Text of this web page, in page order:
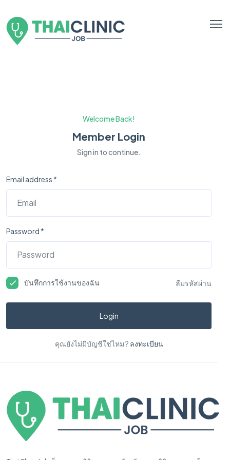
Welcome Back!
Member Login
Sign in to continue.
Email address *
Password *
บันทึกการใช้งานของฉัน ลืมรหัสผ่าน
Login
คุณยังไม่มีบัญชีใช่ไหม ? ลงทะเบียน